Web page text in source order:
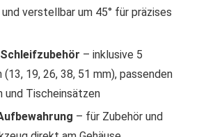
verstellbar um 45° für präzises
– inklusive 5
19, 26, 38, 51 mm), passenden
und Tischeinsätzen
– für Zubehör und